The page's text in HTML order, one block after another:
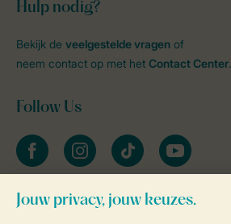
Hulp nodig?
Bekijk de veelgestelde vragen of
neem contact op met het Contact Center.
Follow Us
facebookinstagramtiktok youtube
Blijf op de hoogte